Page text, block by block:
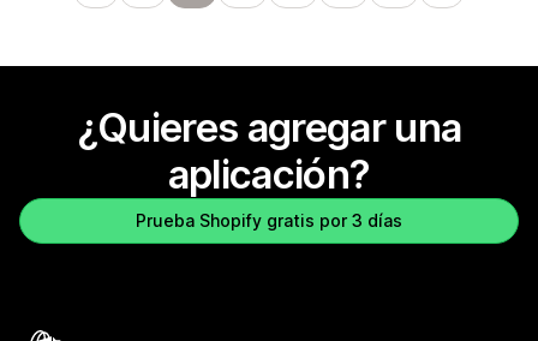
¿Quieres agregar una
aplicación?
Prueba Shopify gratis por 3 días